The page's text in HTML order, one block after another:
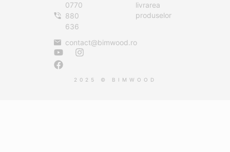
0770
880
636
contact@bimwood.ro
livrarea
produselor
2025 © BIMWOOD